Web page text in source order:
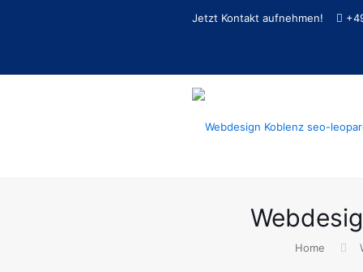
Jetzt Kontakt aufnehmen!
Home